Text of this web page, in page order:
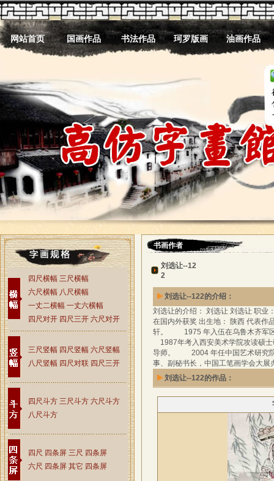
网站首页 国画作品 书法作品 珂罗版画 油画作品
四尺横幅 三尺横幅
六尺横幅 八尺横幅
一丈二横幅 一丈六横幅
四尺对开 四尺三开 六尺对开
三尺竖幅 四尺竖幅 六尺竖幅
八尺竖幅 四尺对联 四尺三开
四尺斗方 三尺斗方 六尺斗方
八尺斗方
四尺 四条屏 三尺 四条屏
六尺 四条屏 其它 四条屏
书画作者
刘选让--12
2
刘选让--122的介绍：
刘选让的介绍： 刘选让 刘选让 职业
在国内外获奖 出生地： 陕西 代表
轩。 1975 年入伍在乌鲁木齐军
1987年考入西安美术学院攻读
导师。 2004 年任中国艺术研究院
事、副秘书长，中国工笔画学会
刘选让--122的作品：